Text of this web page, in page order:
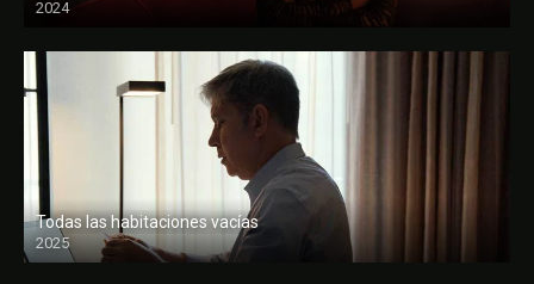
2024
Todas las habitaciones vacías
2025
FULL HD